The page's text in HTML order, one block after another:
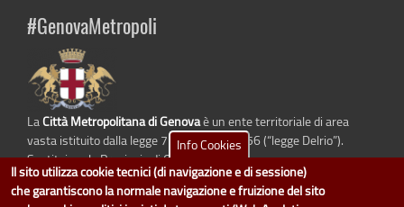
#GenovaMetropoli
LaCittà Metropolitana di Genovaè un ente territoriale di area
vasta istituito dalla legge 7 aprile 2014 n. 56 (“legge Delrio”).
Sostituisce la Provincia di Genova.
Info Cookies
Il sito utilizza cookie tecnici (di navigazione e di sessione)
che garantiscono la normale navigazione e fruizione del sito